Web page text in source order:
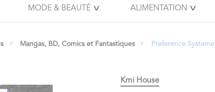
MODE & BEAUTÉ ALIMENTATION
Mangas, BD, Comics et Fantastiques Preference Systeme
Kmi House